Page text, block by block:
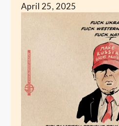
April 25, 2025